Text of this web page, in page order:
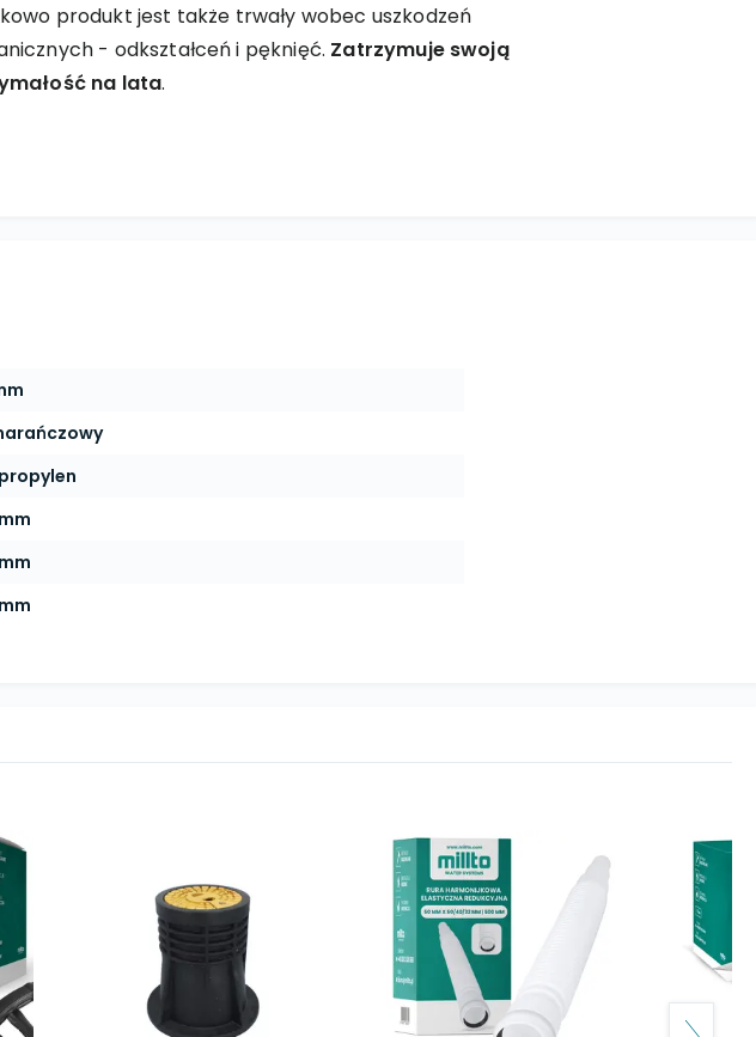
produkt jest także trwały wobec uszkodzeń
- odkształceń i pęknięć. Zatrzymuje swoją
na lata.